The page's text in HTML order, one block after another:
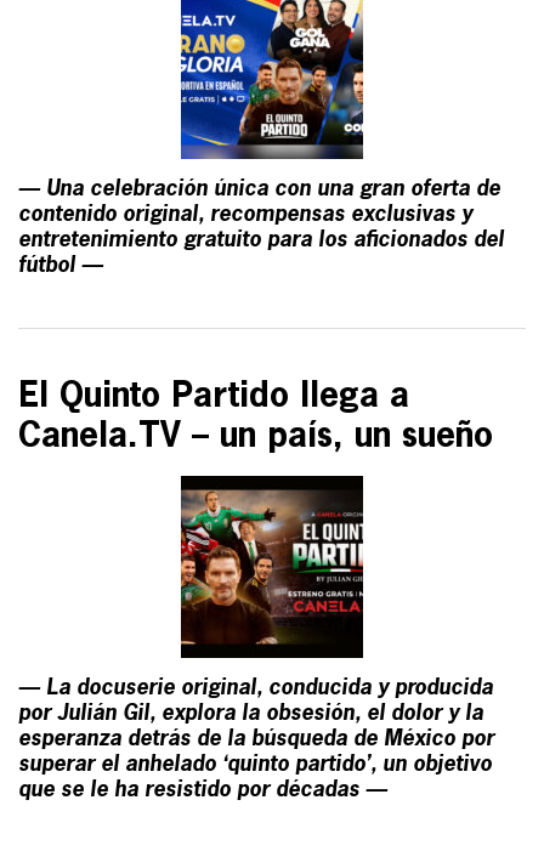
— Una celebración única con una gran oferta de
contenido original, recompensas exclusivas y
entretenimiento gratuito para los aficionados del
fútbol —
El Quinto Partido llega a
Canela.TV – un país, un sueño
— La docuserie original, conducida y producida
por Julián Gil, explora la obsesión, el dolor y la
esperanza detrás de la búsqueda de México por
superar el anhelado ‘quinto partido’, un objetivo
que se le ha resistido por décadas —